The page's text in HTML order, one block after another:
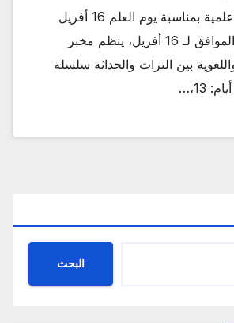
الاعلان عن ندوات علمية بمناسبة يوم العلم 16 أفريل
بمناسبة يوم العلم الموافق لـ 16 أفريل، ينظم مخبر
بين التراث والحداثة سلسلة
13،…
البحث